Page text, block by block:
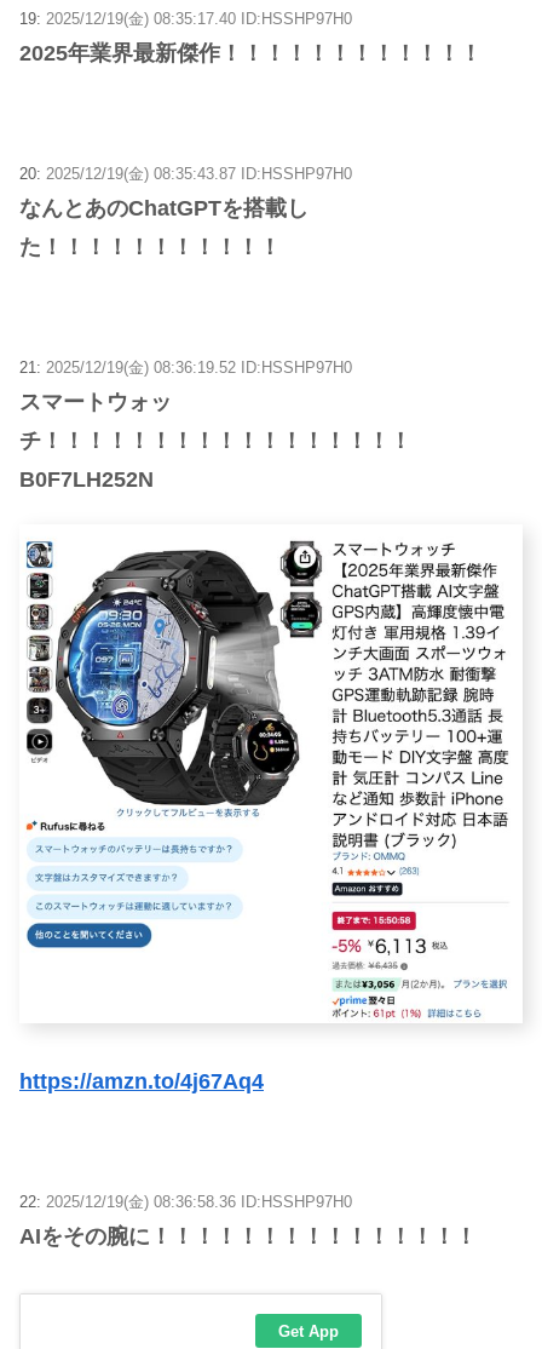
19: 2025/12/19(金) 08:35:17.40 ID:HSSHP97H0
2025年業界最新傑作！！！！！！！！！！！！
20: 2025/12/19(金) 08:35:43.87 ID:HSSHP97H0
なんとあのChatGPTを搭載し
た！！！！！！！！！！！
21: 2025/12/19(金) 08:36:19.52 ID:HSSHP97H0
スマートウォッ
チ！！！！！！！！！！！！！！！！！
B0F7LH252N
https://amzn.to/4j67Aq4
22: 2025/12/19(金) 08:36:58.36 ID:HSSHP97H0
AIをその腕に！！！！！！！！！！！！！！！